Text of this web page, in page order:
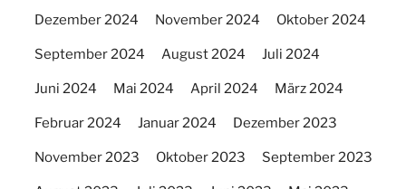
Dezember 2024 November 2024 Oktober 2024
September 2024 August 2024 Juli 2024
Juni 2024 Mai 2024 April 2024 März 2024
Februar 2024 Januar 2024 Dezember 2023
November 2023 Oktober 2023 September 2023